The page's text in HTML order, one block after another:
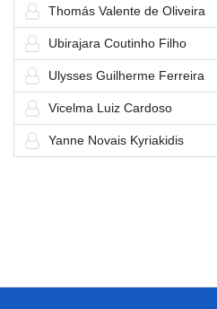
Thomás Valente de Oliveira
Ubirajara Coutinho Filho
Ulysses Guilherme Ferreira
Vicelma Luiz Cardoso
Yanne Novais Kyriakidis